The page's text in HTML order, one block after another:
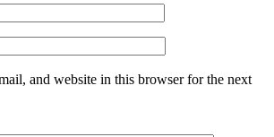
and website in this browser for the next